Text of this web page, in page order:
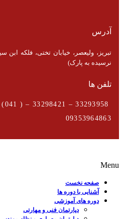
آدرس
نرسیده به پارک)
تلفن ها
09353964863
Menu
صفحه نخست
آشنایی با دوره ها
دوره های آموزشی
دپارتمان فنی و مهارتی